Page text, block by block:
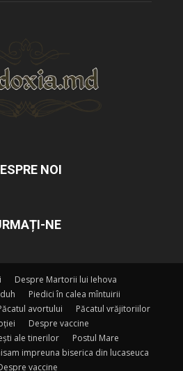
NOI
NE
Despre Martorii lui Iehova
Piedici în calea mîntuirii
avortului
Păcatul vrăjitoriilor
Despre vaccine
ale tinerilor
Postul Mare
impreuna biserica din lucaseuca
vaccine